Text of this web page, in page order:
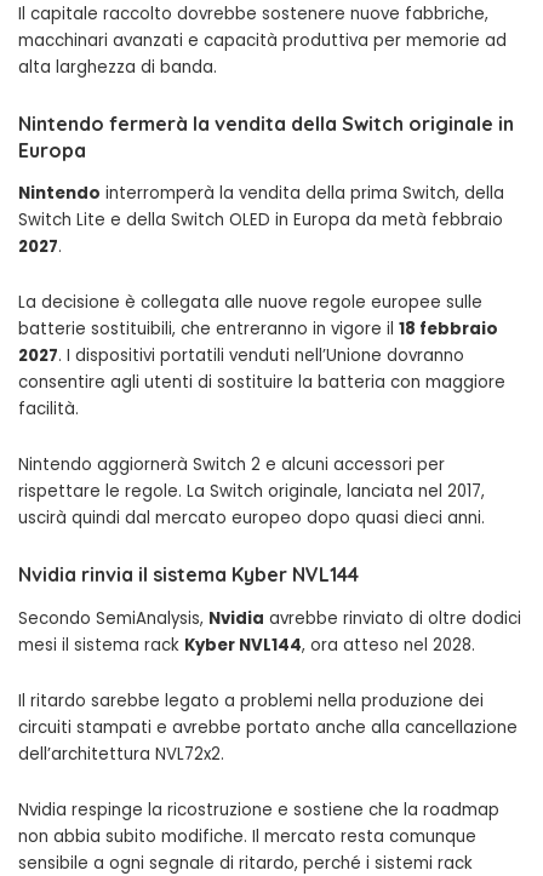
Il capitale raccolto dovrebbe sostenere nuove fabbriche,
macchinari avanzati e capacità produttiva per memorie ad
alta larghezza di banda.
Nintendo fermerà la vendita della Switch originale in
Europa
Nintendo interromperà la vendita della prima Switch, della
Switch Lite e della Switch OLED in Europa da metà febbraio
2027.
La decisione è collegata alle nuove regole europee sulle
batterie sostituibili, che entreranno in vigore il 18 febbraio
2027. I dispositivi portatili venduti nell’Unione dovranno
consentire agli utenti di sostituire la batteria con maggiore
facilità.
Nintendo aggiornerà Switch 2 e alcuni accessori per
rispettare le regole. La Switch originale, lanciata nel 2017,
uscirà quindi dal mercato europeo dopo quasi dieci anni.
Nvidia rinvia il sistema Kyber NVL144
Secondo SemiAnalysis, Nvidia avrebbe rinviato di oltre dodici
mesi il sistema rack Kyber NVL144, ora atteso nel 2028.
Il ritardo sarebbe legato a problemi nella produzione dei
circuiti stampati e avrebbe portato anche alla cancellazione
dell’architettura NVL72x2.
Nvidia respinge la ricostruzione e sostiene che la roadmap
non abbia subito modifiche. Il mercato resta comunque
sensibile a ogni segnale di ritardo, perché i sistemi rack